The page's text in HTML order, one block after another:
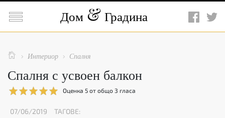
 Дом Градина
  Интериор  Спалня
Спалня с усвоен балкон
Оценка 5 от общо 3 гласа
07/06/2019 ТАГОВЕ: